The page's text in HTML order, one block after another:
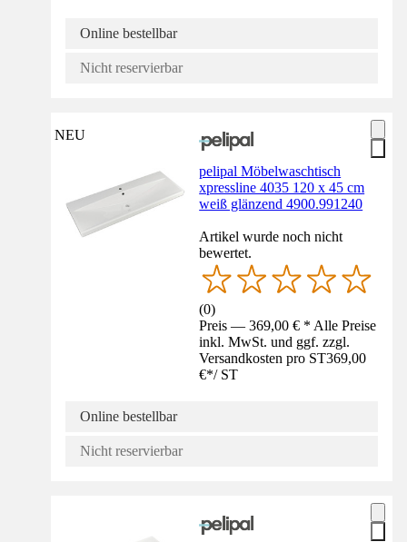
Online bestellbar
Nicht reservierbar
NEU
pelipal Möbelwaschtisch
xpressline 4035 120 x 45 cm
weiß glänzend 4900.991240
Artikel wurde noch nicht
bewertet.
(0)
Preis — 369,00 € * Alle Preise
inkl. MwSt. und ggf. zzgl.
Versandkosten pro ST369,00
€*/ ST
Online bestellbar
Nicht reservierbar